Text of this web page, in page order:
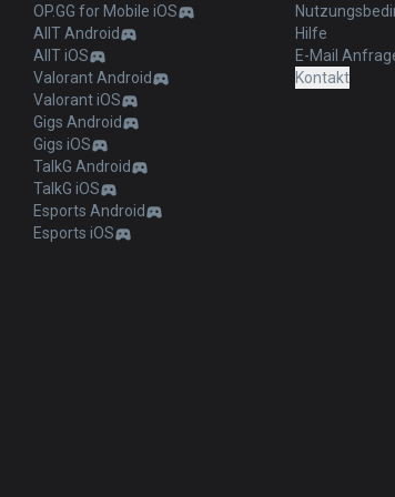
OP.GG for Mobile iOS
AllT Android
AllT iOS
Valorant Android
Valorant iOS
Gigs Android
Gigs iOS
TalkG Android
TalkG iOS
Esports Android
Esports iOS
Hilfe
E-Mail
Kontakt